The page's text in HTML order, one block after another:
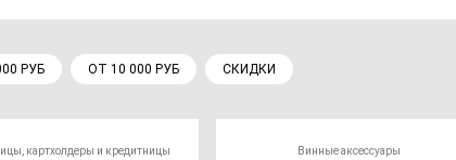
РУБ ОТ 10 000 РУБ СКИДКИ
картхолдеры и кредитницы Винные аксессуары